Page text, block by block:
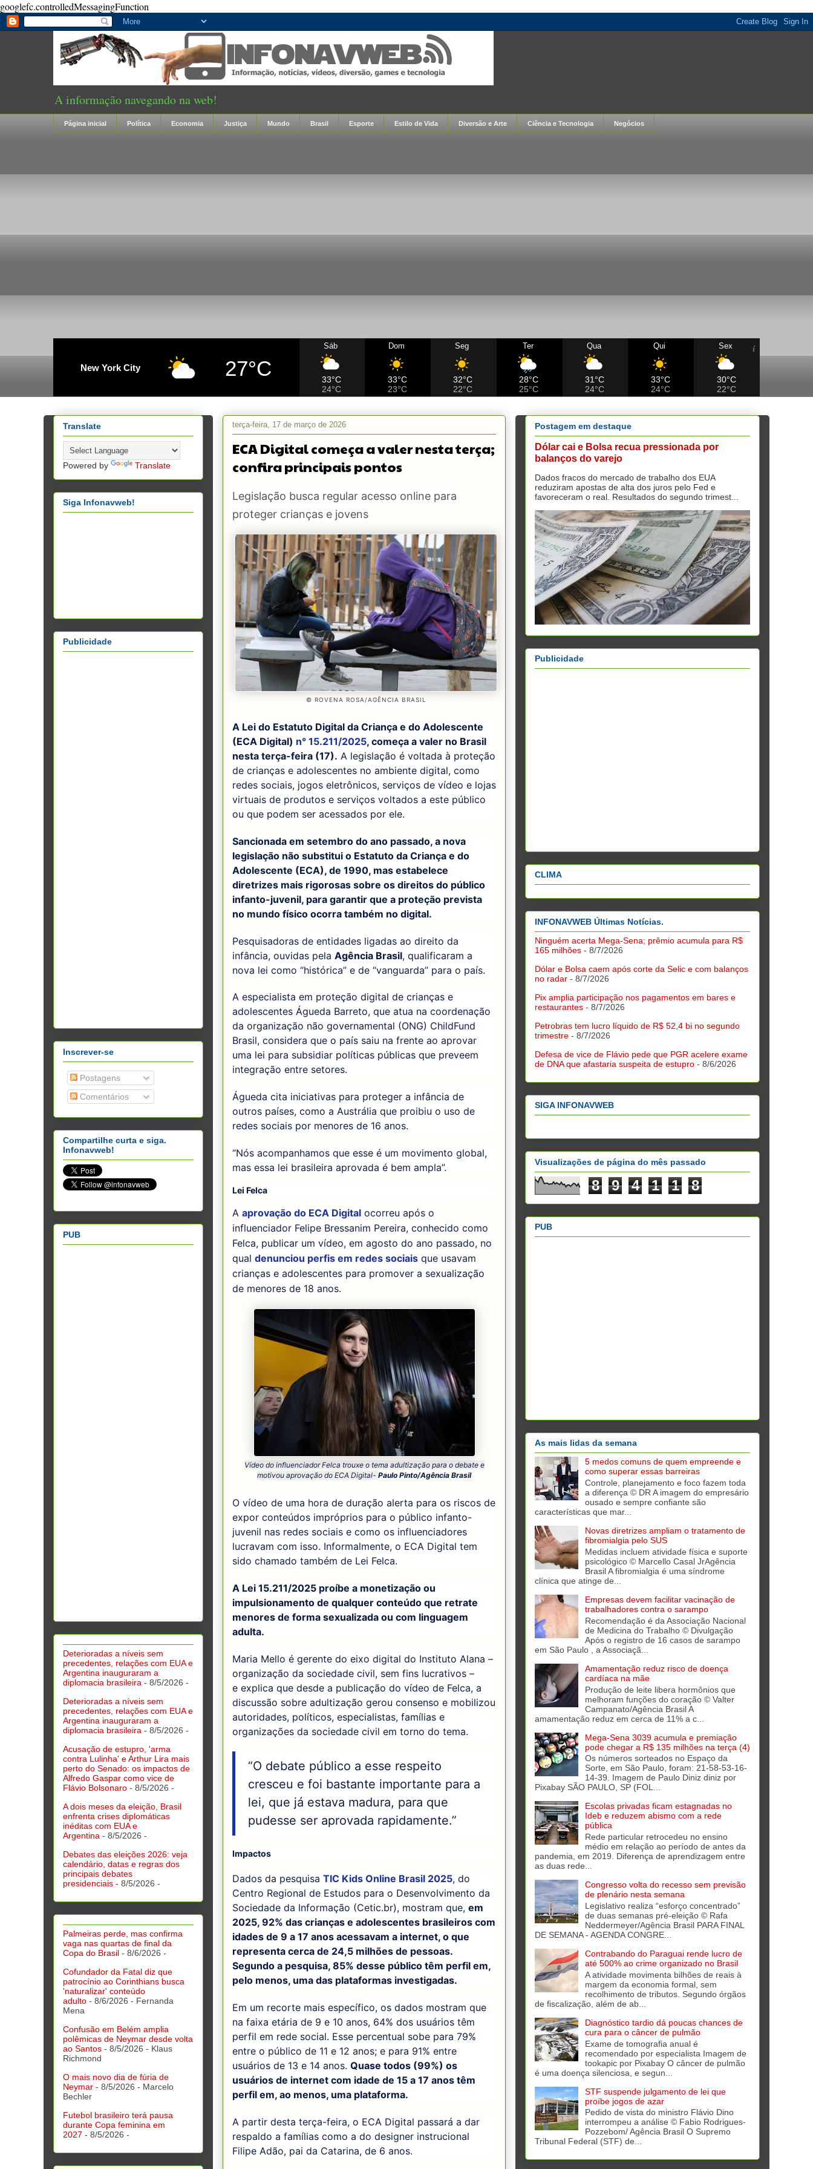
googlefc.controlledMessagingFunction
A informação navegando na web!
Página inicial Política Economia Justiça Mundo Brasil Esporte Estilo de Vida Diversão e Arte Ciência e Tecnologia Negócios
New York City 27°C
Sáb
33°C
24°C
Dom
33°C
23°C
Seg
32°C
22°C
Ter
28°C
25°C
Qua
31°C
24°C
Qui
33°C
24°C
Sex
30°C
22°C
terça-feira, 17 de março de 2026
ECA Digital começa a valer nesta terça;
confira principais pontos
Legislação busca regular acesso online para
proteger crianças e jovens
© ROVENA ROSA/AGÊNCIA BRASIL
A Lei do Estatuto Digital da Criança e do Adolescente
(ECA Digital) n° 15.211/2025, começa a valer no Brasil
nesta terça-feira (17). A legislação é voltada à proteção
de crianças e adolescentes no ambiente digital, como
redes sociais, jogos eletrônicos, serviços de vídeo e lojas
virtuais de produtos e serviços voltados a este público
ou que podem ser acessados por ele.
Sancionada em setembro do ano passado, a nova
legislação não substitui o Estatuto da Criança e do
Adolescente (ECA), de 1990, mas estabelece
diretrizes mais rigorosas sobre os direitos do público
infanto-juvenil, para garantir que a proteção prevista
no mundo físico ocorra também no digital.
Pesquisadoras de entidades ligadas ao direito da
infância, ouvidas pela Agência Brasil, qualificaram a
nova lei como “histórica” e de “vanguarda” para o país.
A especialista em proteção digital de crianças e
adolescentes Águeda Barreto, que atua na coordenação
da organização não governamental (ONG) ChildFund
Brasil, considera que o país saiu na frente ao aprovar
uma lei para subsidiar políticas públicas que preveem
integração entre setores.
Águeda cita iniciativas para proteger a infância de
outros países, como a Austrália que proibiu o uso de
redes sociais por menores de 16 anos.
“Nós acompanhamos que esse é um movimento global,
mas essa lei brasileira aprovada é bem ampla”.
Lei Felca
A aprovação do ECA Digital ocorreu após o
influenciador Felipe Bressanim Pereira, conhecido como
Felca, publicar um vídeo, em agosto do ano passado, no
qual denunciou perfis em redes sociais que usavam
crianças e adolescentes para promover a sexualização
de menores de 18 anos.
Vídeo do influenciador Felca trouxe o tema adultização para o debate e
motivou aprovação do ECA Digital- Paulo Pinto/Agência Brasil
O vídeo de uma hora de duração alerta para os riscos de
expor conteúdos impróprios para o público infanto-
juvenil nas redes sociais e como os influenciadores
lucravam com isso. Informalmente, o ECA Digital tem
sido chamado também de Lei Felca.
A Lei 15.211/2025 proíbe a monetização ou
impulsionamento de qualquer conteúdo que retrate
menores de forma sexualizada ou com linguagem
adulta.
Maria Mello é gerente do eixo digital do Instituto Alana –
organização da sociedade civil, sem fins lucrativos –
e explica que desde a publicação do vídeo de Felca, a
discussão sobre adultização gerou consenso e mobilizou
autoridades, políticos, especialistas, famílias e
organizações da sociedade civil em torno do tema.
“O debate público a esse respeito
cresceu e foi bastante importante para a
lei, que já estava madura, para que
pudesse ser aprovada rapidamente.”
Impactos
Dados da pesquisa TIC Kids Online Brasil 2025, do
Centro Regional de Estudos para o Desenvolvimento da
Sociedade da Informação (Cetic.br), mostram que, em
2025, 92% das crianças e adolescentes brasileiros com
idades de 9 a 17 anos acessavam a internet, o que
representa cerca de 24,5 milhões de pessoas.
Segundo a pesquisa, 85% desse público têm perfil em,
pelo menos, uma das plataformas investigadas.
Em um recorte mais específico, os dados mostram que
na faixa etária de 9 e 10 anos, 64% dos usuários têm
perfil em rede social. Esse percentual sobe para 79%
entre o público de 11 e 12 anos; e para 91% entre
usuários de 13 e 14 anos. Quase todos (99%) os
usuários de internet com idade de 15 a 17 anos têm
perfil em, ao menos, uma plataforma.
A partir desta terça-feira, o ECA Digital passará a dar
respaldo a famílias como a do designer instrucional
Filipe Adão, pai da Catarina, de 6 anos.
Translate
Powered by Translate
Siga Infonavweb!
Publicidade
Inscrever-se
Postagens
Comentários
Compartilhe curta e siga.
Infonavweb!
PUB
Deterioradas a níveis sem
precedentes, relações com EUA e
Argentina inauguraram a
diplomacia brasileira - 8/5/2026 -
Deterioradas a níveis sem
precedentes, relações com EUA e
Argentina inauguraram a
diplomacia brasileira - 8/5/2026 -
Acusação de estupro, 'arma
contra Lulinha' e Arthur Lira mais
perto do Senado: os impactos de
Alfredo Gaspar como vice de
Flávio Bolsonaro - 8/5/2026 -
A dois meses da eleição, Brasil
enfrenta crises diplomáticas
inéditas com EUA e
Argentina - 8/5/2026 -
Debates das eleições 2026: veja
calendário, datas e regras dos
principais debates
presidenciais - 8/5/2026 -
Palmeiras perde, mas confirma
vaga nas quartas de final da
Copa do Brasil - 8/6/2026 -
Cofundador da Fatal diz que
patrocínio ao Corinthians busca
'naturalizar' conteúdo
adulto - 8/6/2026 - Fernanda
Mena
Confusão em Belém amplia
polêmicas de Neymar desde volta
ao Santos - 8/5/2026 - Klaus
Richmond
O mais novo dia de fúria de
Neymar - 8/5/2026 - Marcelo
Bechler
Futebol brasileiro terá pausa
durante Copa feminina em
2027 - 8/5/2026 -
Postagem em destaque
Dólar cai e Bolsa recua pressionada por
balanços do varejo
Dados fracos do mercado de trabalho dos EUA
reduziram apostas de alta dos juros pelo Fed e
favoreceram o real. Resultados do segundo trimest...
Publicidade
CLIMA
INFONAVWEB Últimas Notícias.
Ninguém acerta Mega-Sena; prêmio acumula para R$
165 milhões - 8/7/2026
Dólar e Bolsa caem após corte da Selic e com balanços
no radar - 8/7/2026
Pix amplia participação nos pagamentos em bares e
restaurantes - 8/7/2026
Petrobras tem lucro líquido de R$ 52,4 bi no segundo
trimestre - 8/7/2026
Defesa de vice de Flávio pede que PGR acelere exame
de DNA que afastaria suspeita de estupro - 8/6/2026
SIGA INFONAVWEB
Visualizações de página do mês passado
8 9 4 1 1 8
PUB
As mais lidas da semana
5 medos comuns de quem empreende e
como superar essas barreiras
Controle, planejamento e foco fazem toda
a diferença © DR A imagem do empresário
ousado e sempre confiante são
características que mar...
Novas diretrizes ampliam o tratamento de
fibromialgia pelo SUS
Medidas incluem atividade física e suporte
psicológico © Marcello Casal JrAgência
Brasil A fibromialgia é uma síndrome
clínica que atinge de...
Empresas devem facilitar vacinação de
trabalhadores contra o sarampo
Recomendação é da Associação Nacional
de Medicina do Trabalho © Divulgação
Após o registro de 16 casos de sarampo
em São Paulo , a Associaçã...
Amamentação reduz risco de doença
cardíaca na mãe
Produção de leite libera hormônios que
melhoram funções do coração © Valter
Campanato/Agência Brasil A
amamentação reduz em cerca de 11% a c...
Mega-Sena 3039 acumula e premiação
pode chegar a R$ 135 milhões na terça (4)
Os números sorteados no Espaço da
Sorte, em São Paulo, foram: 21-58-53-16-
14-39. Imagem de Paulo Diniz diniz por
Pixabay SÃO PAULO, SP (FOL...
Escolas privadas ficam estagnadas no
Ideb e reduzem abismo com a rede
pública
Rede particular retrocedeu no ensino
médio em relação ao período de antes da
pandemia, em 2019. Diferença de aprendizagem entre
as duas rede...
Congresso volta do recesso sem previsão
de plenário nesta semana
Legislativo realiza “esforço concentrado”
de duas semanas pré-eleição © Rafa
Neddermeyer/Agência Brasil PARA FINAL
DE SEMANA - AGENDA CONGRE...
Contrabando do Paraguai rende lucro de
até 500% ao crime organizado no Brasil
A atividade movimenta bilhões de reais à
margem da economia formal, sem
recolhimento de tributos. Segundo órgãos
de fiscalização, além de ab...
Diagnóstico tardio dá poucas chances de
cura para o câncer de pulmão
Exame de tomografia anual é
recomendado por especialista Imagem de
tookapic por Pixabay O câncer de pulmão
é uma doença silenciosa, e segun...
STF suspende julgamento de lei que
proíbe jogos de azar
Pedido de vista do ministro Flávio Dino
interrompeu a análise © Fabio Rodrigues-
Pozzebom/ Agência Brasil O Supremo
Tribunal Federal (STF) de...